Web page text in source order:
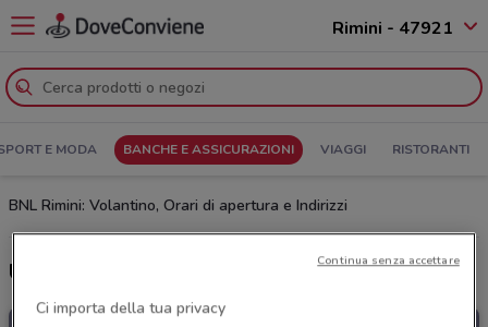
Rimini - 47921
E MODA BANCHE E ASSICURAZIONI VIAGGI RISTORANTI
BNL Rimini: Volantino, Orari di apertura e Indirizzi
Ultime offerte del volantino BNL
Ci importa della tua privacy
Continua senza accettare